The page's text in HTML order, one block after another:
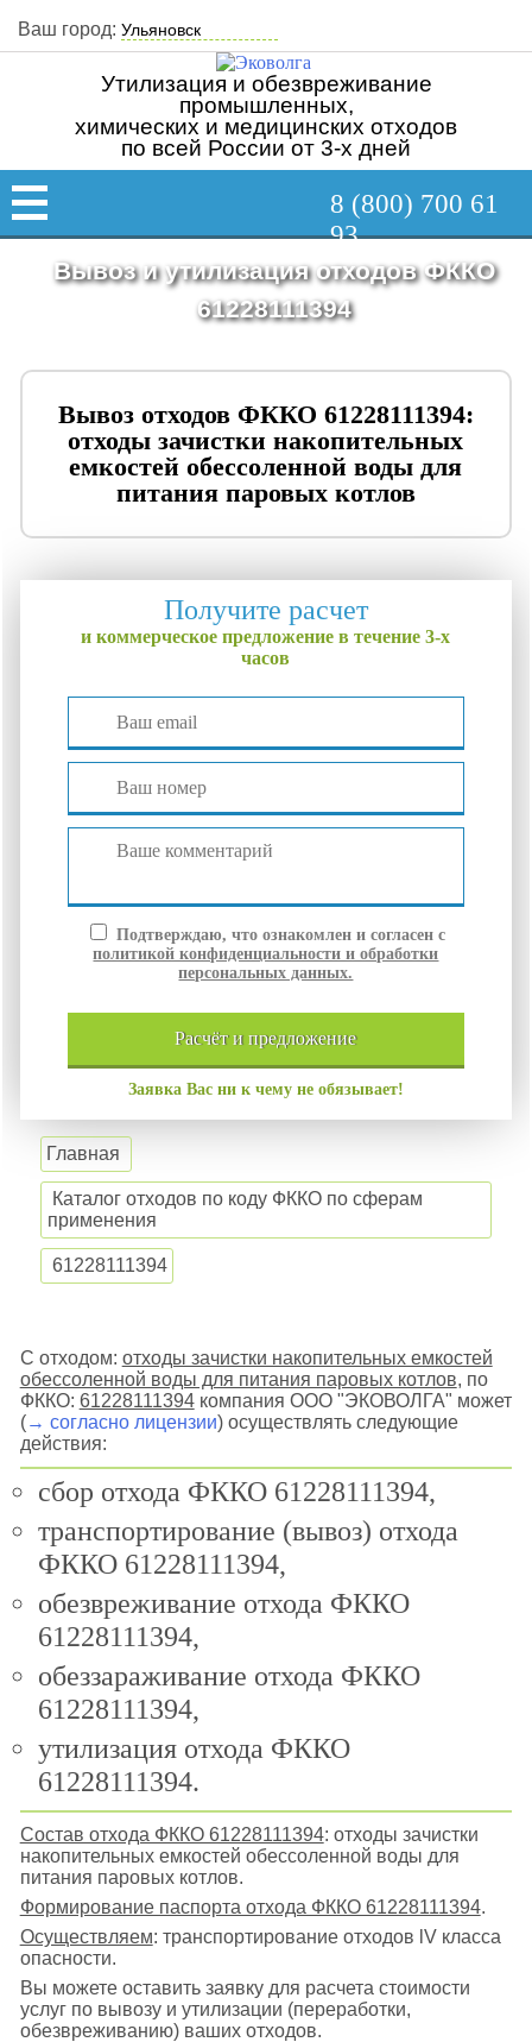
Ваш город:
Утилизация и обезвреживание
промышленных,
химических и медицинских отходов
по всей России от 3-х дней
8 (800) 700 61
93
Вывоз и утилизация отходов ФККО
61228111394
Вывоз отходов ФККО 61228111394:
отходы зачистки накопительных
емкостей обессоленной воды для
питания паровых котлов
Получите расчет
и коммерческое предложение в течение 3-х
часов
Подтверждаю, что ознакомлен и согласен с
политикой конфиденциальности и обработки
персональных данных.
расчёт ипредложение
Заявка Вас ни к чему не обязывает!
Главная
Каталог отходов по коду ФККО по сферам
применения
61228111394
С отходом: отходы зачистки накопительных емкостей
обессоленной воды для питания паровых котлов, по
ФККО: 61228111394компания ООО "ЭКОВОЛГА" может
(→ согласно лицензии) осуществлять следующие
действия:
сбор отхода ФККО 61228111394,
транспортирование (вывоз) отхода
ФККО 61228111394,
обезвреживание отхода ФККО
61228111394,
обеззараживание отхода ФККО
61228111394,
утилизация отхода ФККО
61228111394.
Состав отхода ФККО 61228111394: отходы зачистки
накопительных емкостей обессоленной воды для
питания паровых котлов.
Формирование паспорта отхода ФККО 61228111394.
Осуществляем: транспортирование отходов lV класса
опасности.
Вы можете оставить заявку для расчета стоимости
услуг по вывозу и утилизации (переработки,
обезвреживанию) ваших отходов.